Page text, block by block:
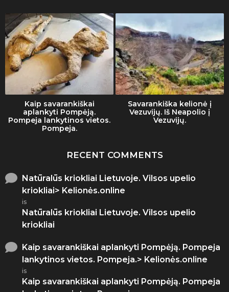
Kaip savarankiškai
aplankyti Pompėją.
Pompeja lankytinos vietos.
Pompeja.
Savarankiška kelionė į
Vezuvijų. Iš Neapolio į
Vezuvijų.
RECENT COMMENTS
Natūralūs kriokliai Lietuvoje. Vilsos upelio
kriokliai> Kelionės.online
is
Natūralūs kriokliai Lietuvoje. Vilsos upelio
kriokliai
Kaip savarankiškai aplankyti Pompėją. Pompeja
lankytinos vietos. Pompeja.> Kelionės.online
is
Kaip savarankiškai aplankyti Pompėją. Pompeja